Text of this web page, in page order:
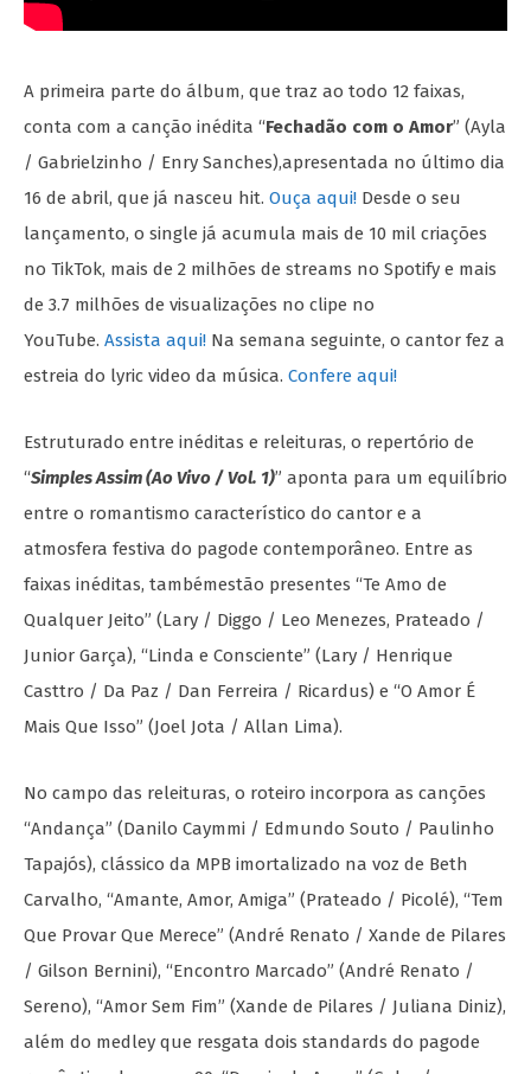
A primeira parte do álbum, que traz ao todo 12 faixas,
conta com a canção inédita “Fechadão com o Amor” (Ayla
/ Gabrielzinho / Enry Sanches),apresentada no último dia
16 de abril, que já nasceu hit. Ouça aqui! Desde o seu
lançamento, o single já acumula mais de 10 mil criações
no TikTok, mais de 2 milhões de streams no Spotify e mais
de 3.7 milhões de visualizações no clipe no
YouTube. Assista aqui! Na semana seguinte, o cantor fez a
estreia do lyric video da música. Confere aqui!
Estruturado entre inéditas e releituras, o repertório de
“Simples Assim (Ao Vivo / Vol. 1)” aponta para um equilíbrio
entre o romantismo característico do cantor e a
atmosfera festiva do pagode contemporâneo. Entre as
faixas inéditas, tambémestão presentes “Te Amo de
Qualquer Jeito” (Lary / Diggo / Leo Menezes, Prateado /
Junior Garça), “Linda e Consciente” (Lary / Henrique
Casttro / Da Paz / Dan Ferreira / Ricardus) e “O Amor É
Mais Que Isso” (Joel Jota / Allan Lima).
No campo das releituras, o roteiro incorpora as canções
“Andança” (Danilo Caymmi / Edmundo Souto / Paulinho
Tapajós), clássico da MPB imortalizado na voz de Beth
Carvalho, “Amante, Amor, Amiga” (Prateado / Picolé), “Tem
Que Provar Que Merece” (André Renato / Xande de Pilares
/ Gilson Bernini), “Encontro Marcado” (André Renato /
Sereno), “Amor Sem Fim” (Xande de Pilares / Juliana Diniz),
além do medley que resgata dois standards do pagode